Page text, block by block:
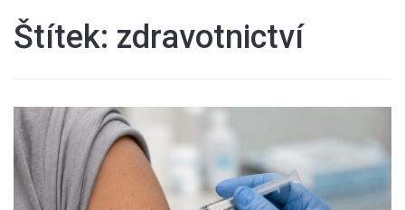
Štítek: zdravotnictví